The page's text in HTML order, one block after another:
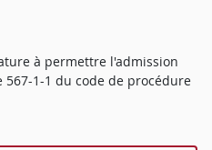
à permettre l'admission
1-1 du code de procédure